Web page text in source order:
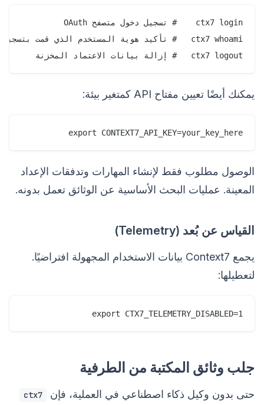
ctx7 logout   # إزالة بيانات الاعتماد المخزنة
يمكنك أيضًا تعيين مفتاح API كمتغير بيئة:
export CONTEXT7_API_KEY=your_key_here
الوصول مطلوب فقط لإنشاء المهارات وتدفقات الإعداد
المعينة. عمليات البحث الأساسية عن الوثائق تعمل بدونه.
القياس عن بُعد (Telemetry)
يجمع Context7 بيانات الاستخدام المجهولة افتراضيًا.
لتعطيلها:
export CTX7_TELEMETRY_DISABLED=1
جلب وثائق المكتبة من الطرفية
حتى بدون وكيل ذكاء اصطناعي في العملية، فإن ctx7